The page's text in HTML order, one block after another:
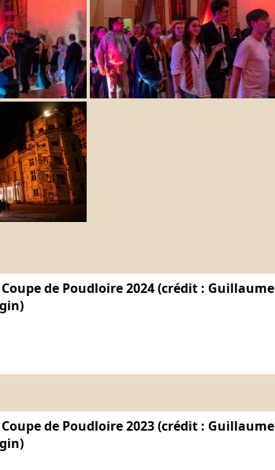
Coupe de Poudloire 2024 (crédit : Guillaume
Coupe de Poudloire 2023 (crédit : Guillaume